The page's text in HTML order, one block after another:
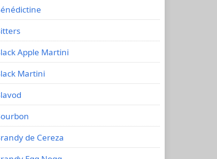
Apple Martini
Martini
de Cereza